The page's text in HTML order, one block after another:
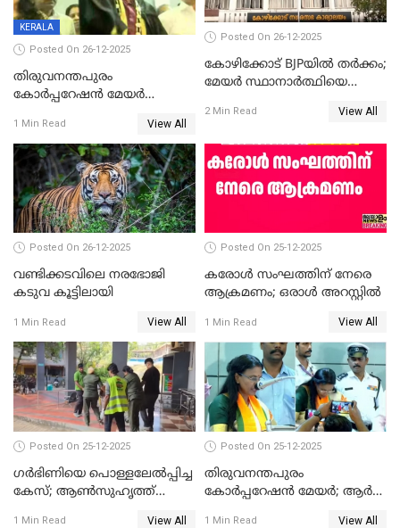
KERALA
Posted On 26-12-2025
തിരുവനന്തപുരം
കോര്‍പ്പറേഷന്‍ മേയര്‍
ഹൈക്കോടതിയിലേക്ക്;
സത്യപ്രതിജ്ഞ ചടങ്ങില്‍
ചട്ടലംഘനമെന്ന് പാർട്ടി
1 Min Read View All
Posted On 26-12-2025
കോഴിക്കോട് BJPയിൽ തർക്കം;
മേയർ സ്ഥാനാർത്ഥിയെ
2 Min Read View All
Posted On 26-12-2025
വണ്ടിക്കടവിലെ നരഭോജി
കടുവ കൂട്ടിലായി
1 Min Read View All
Posted On 25-12-2025
കരോള്‍ സംഘത്തിന് നേരെ
ആക്രമണം; ഒരാള്‍ അറസ്റ്റില്‍
1 Min Read View All
Posted On 25-12-2025
ഗര്‍ഭിണിയെ പൊള്ളലേല്‍പ്പിച്ച
കേസ്; ആണ്‍സുഹൃത്ത്
1 Min Read View All
Posted On 25-12-2025
തിരുവനന്തപുരം
കോര്‍പ്പറേഷന്‍ മേയർ; ആര്‍
1 Min Read View All